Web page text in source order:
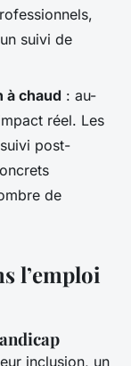
suivi de
à chaud : au-
réel. Les
post-
de
l’emploi
inclusion, un